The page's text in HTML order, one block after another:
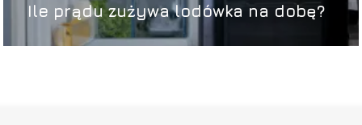
Ile prądu zużywa lodówka na dobę?